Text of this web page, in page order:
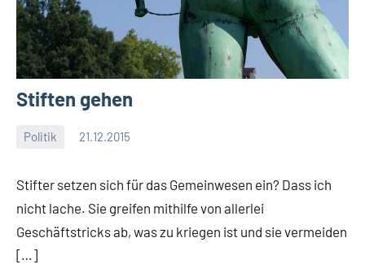
Stiften gehen
Politik 21.12.2015
Stifter setzen sich für das Gemeinwesen ein? Dass ich
nicht lache. Sie greifen mithilfe von allerlei
Geschäftstricks ab, was zu kriegen ist und sie vermeiden
[…]